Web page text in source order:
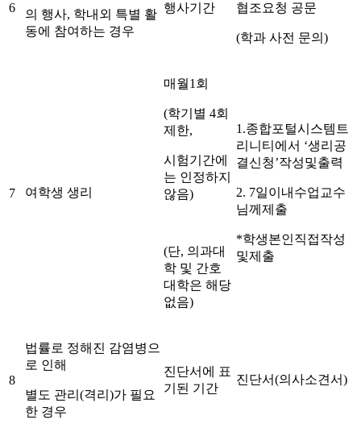
6
의 행사, 학내외 특별 활
동에 참여하는 경우
행사기간 협조요청 공문
(학과 사전 문의)
7 여학생 생리
매월1회
(학기별 4회
제한,
시험기간에
는 인정하지
않음)
(단, 의과대
학 및 간호
대학은 해당
없음)
1.종합포털시스템트
리니티에서 ‘생리공
결신청’작성및출력
2. 7일이내수업교수
님께제출
*학생본인직접작성
및제출
8
법률로 정해진 감염병으
로 인해
별도 관리(격리)가 필요
한 경우
진단서에 표
기된 기간
진단서(의사소견서)